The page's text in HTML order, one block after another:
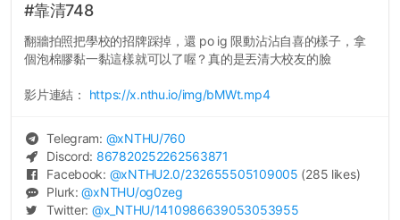
#靠清748
翻牆拍照把學校的招牌踩掉，還 po ig 限動沾沾自喜的樣子，拿
個泡棉膠黏一黏這樣就可以了喔？真的是丟清大校友的臉
影片連結： https://x.nthu.io/img/bMWt.mp4
Telegram: @xNTHU/760
Discord: 867820252262563871
Facebook: @xNTHU2.0/232655505109005 (285 likes)
Plurk:@xNTHU/og0zeg
Twitter: @x_NTHU/1410986639053053955